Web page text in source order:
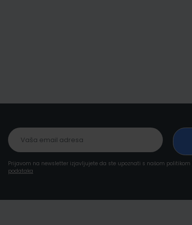
Prijavom na newsletter izjavljujete da ste upoznati s našom politikom
podataka